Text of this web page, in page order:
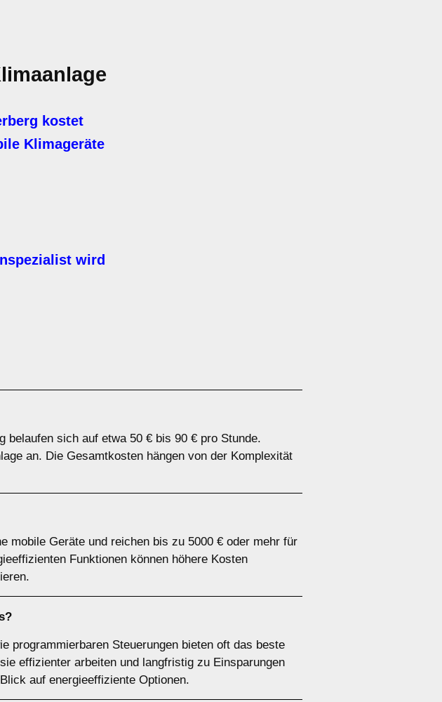
kostet
Klimageräte
wird
sich auf etwa 50 € bis 90 € pro Stunde.
an. Die Gesamtkosten hängen von der Komplexität
mobile Geräte und reichen bis zu 5000 € oder mehr für
Funktionen können höhere Kosten
programmierbaren Steuerungen bieten oft das beste
effizienter arbeiten und langfristig zu Einsparungen
auf energieeffiziente Optionen.